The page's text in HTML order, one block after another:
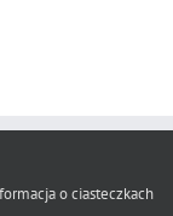
o ciasteczkach